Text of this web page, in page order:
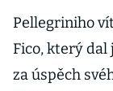
Pellegriniho
Fico, který dal
za úspěch